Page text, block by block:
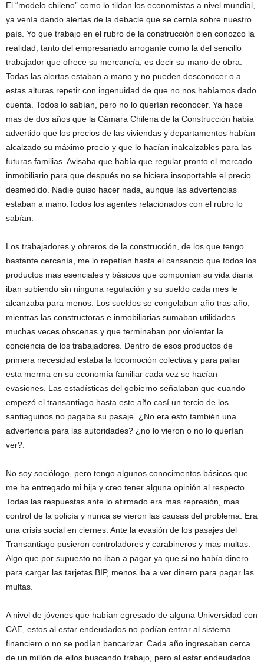
El “modelo chileno” como lo tildan los economistas a nivel mundial,
ya venía dando alertas de la debacle que se cernía sobre nuestro
país. Yo que trabajo en el rubro de la construcción bien conozco la
realidad, tanto del empresariado arrogante como la del sencillo
trabajador que ofrece su mercancía, es decir su mano de obra.
Todas las alertas estaban a mano y no pueden desconocer o a
estas alturas repetir con ingenuidad de que no nos habíamos dado
cuenta. Todos lo sabían, pero no lo querían reconocer. Ya hace
mas de dos años que la Cámara Chilena de la Construcción había
advertido que los precios de las viviendas y departamentos habían
alcalzado su máximo precio y que lo hacían inalcalzables para las
futuras familias. Avisaba que había que regular pronto el mercado
inmobiliario para que después no se hiciera insoportable el precio
desmedido. Nadie quiso hacer nada, aunque las advertencias
estaban a mano.Todos los agentes relacionados con el rubro lo
sabían.
Los trabajadores y obreros de la construcción, de los que tengo
bastante cercanía, me lo repetían hasta el cansancio que todos los
productos mas esenciales y básicos que componían su vida diaria
iban subiendo sin ninguna regulación y su sueldo cada mes le
alcanzaba para menos. Los sueldos se congelaban año tras año,
mientras las constructoras e inmobiliarias sumaban utilidades
muchas veces obscenas y que terminaban por violentar la
conciencia de los trabajadores. Dentro de esos productos de
primera necesidad estaba la locomoción colectiva y para paliar
esta merma en su economía familiar cada vez se hacían
evasiones. Las estadísticas del gobierno señalaban que cuando
empezó el transantiago hasta este año casí un tercio de los
santiaguinos no pagaba su pasaje. ¿No era esto también una
advertencia para las autoridades? ¿no lo vieron o no lo querían
ver?.
No soy sociólogo, pero tengo algunos conocimentos básicos que
me ha entregado mi hija y creo tener alguna opinión al respecto.
Todas las respuestas ante lo afirmado era mas represión, mas
control de la policía y nunca se vieron las causas del problema. Era
una crisis social en ciernes. Ante la evasión de los pasajes del
Transantiago pusieron controladores y carabineros y mas multas.
Algo que por supuesto no iban a pagar ya que si no había dinero
para cargar las tarjetas BIP, menos iba a ver dinero para pagar las
multas.
A nivel de jóvenes que habían egresado de alguna Universidad con
CAE, estos al estar endeudados no podían entrar al sistema
financiero o no se podían bancarizar. Cada año ingresaban cerca
de un millón de ellos buscando trabajo, pero al estar endeudados